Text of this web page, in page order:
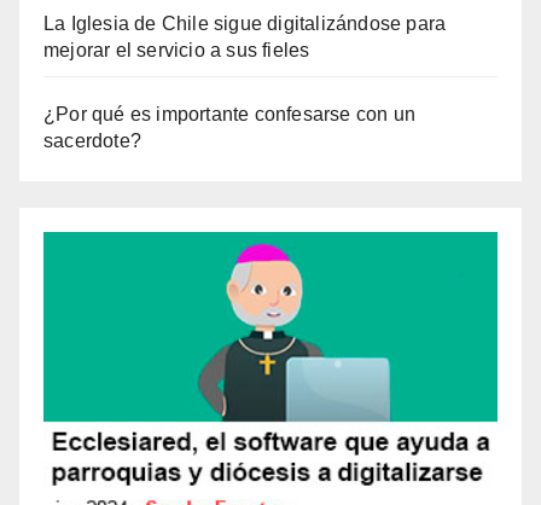
La Iglesia de Chile sigue digitalizándose para
mejorar el servicio a sus fieles
¿Por qué es importante confesarse con un
sacerdote?